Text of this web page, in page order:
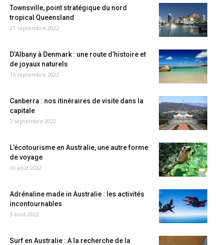
Townsville, point stratégique du nord
tropical Queensland
21 septembre 2022
D’Albany à Denmark : une route d’histoire et
de joyaux naturels
15 septembre 2022
Canberra : nos itinéraires de visite dans la
capitale
7 septembre 2022
L’écotourisme en Australie, une autre forme
de voyage
10 août 2022
Adrénaline made in Australie : les activités
incontournables
3 août 2022
Surf en Australie : A la recherche de la